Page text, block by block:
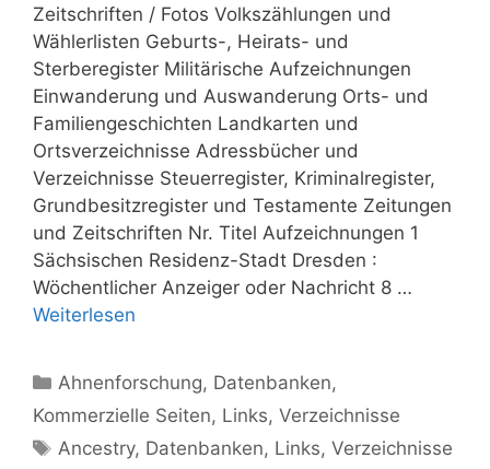
Zeitschriften / Fotos Volkszählungen und
Wählerlisten Geburts-, Heirats- und
Sterberegister Militärische Aufzeichnungen
Einwanderung und Auswanderung Orts- und
Familiengeschichten Landkarten und
Ortsverzeichnisse Adressbücher und
Verzeichnisse Steuerregister, Kriminalregister,
Grundbesitzregister und Testamente Zeitungen
und Zeitschriften Nr. Titel Aufzeichnungen 1
Sächsischen Residenz-Stadt Dresden :
Wöchentlicher Anzeiger oder Nachricht 8 …
Weiterlesen
Kategorien
Ahnenforschung, Datenbanken,
Kommerzielle Seiten, Links, Verzeichnisse
Schlagwörter
Ancestry, Datenbanken, Links,Verzeichnisse